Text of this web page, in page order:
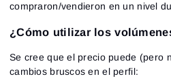
compraron/vendieron en un nivel
¿Cómo utilizar los
Se cree que el precio puede (pero
cambios bruscos en el perfil: